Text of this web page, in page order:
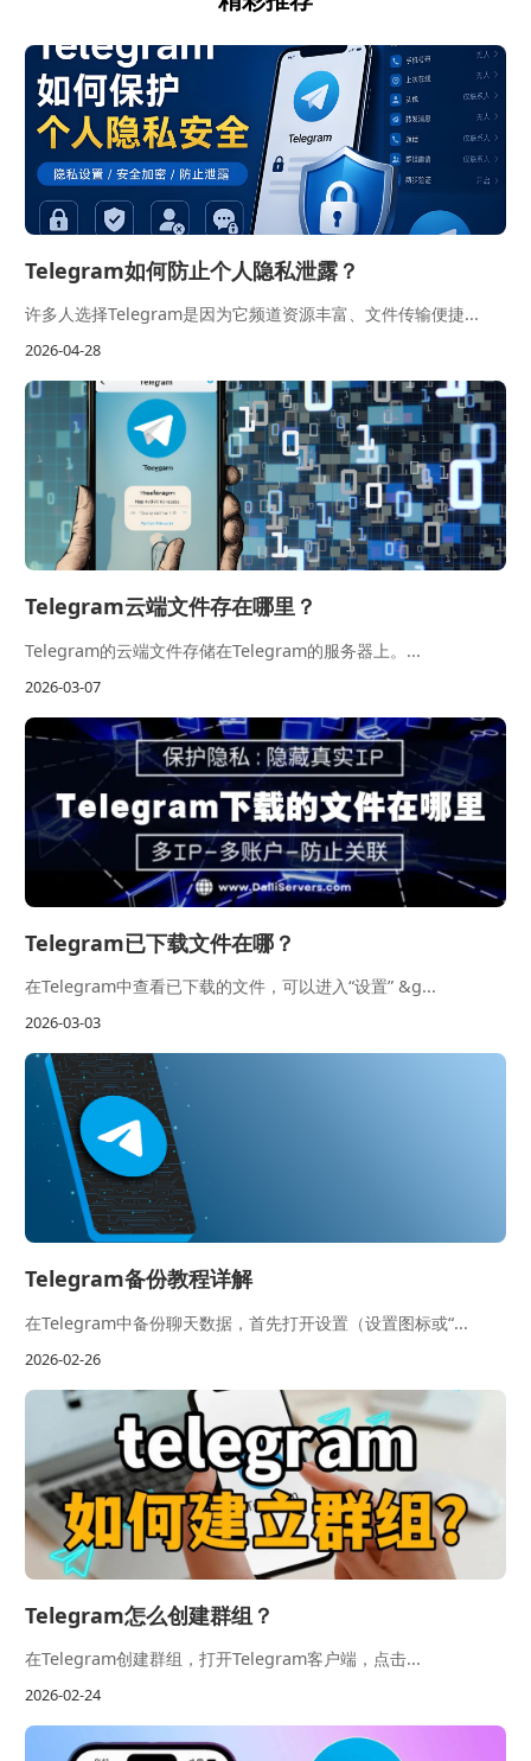
Telegram如何防止个人隐私泄露？
许多人选择Telegram是因为它频道资源丰富、文件传输便捷...
2026-04-28
Telegram云端文件存在哪里？
Telegram的云端文件存储在Telegram的服务器上。...
2026-03-07
Telegram已下载文件在哪？
在Telegram中查看已下载的文件，可以进入“设置” &g...
2026-03-03
Telegram备份教程详解
在Telegram中备份聊天数据，首先打开设置（设置图标或“...
2026-02-26
Telegram怎么创建群组？
在Telegram创建群组，打开Telegram客户端，点击...
2026-02-24